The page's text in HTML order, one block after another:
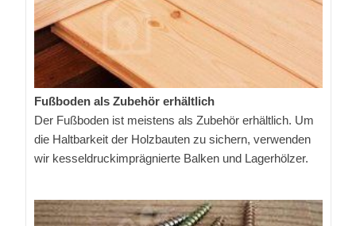
Fußboden als Zubehör erhältlich
Der Fußboden ist meistens als Zubehör erhältlich. Um
die Haltbarkeit der Holzbauten zu sichern, verwenden
wir kesseldruckimprägnierte Balken und Lagerhölzer.